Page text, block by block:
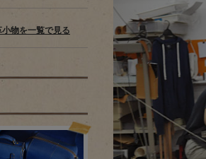
物を一覧で見る